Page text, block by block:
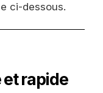
ci-dessous.
et rapide